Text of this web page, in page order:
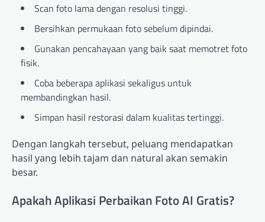
Scan foto lama dengan resolusi tinggi.
Bersihkan permukaan foto sebelum dipindai.
Gunakan pencahayaan yang baik saat memotret foto
fisik.
Coba beberapa aplikasi sekaligus untuk
membandingkan hasil.
Simpan hasil restorasi dalam kualitas tertinggi.
Dengan langkah tersebut, peluang mendapatkan
hasil yang lebih tajam dan natural akan semakin
besar.
Apakah Aplikasi Perbaikan Foto AI Gratis?